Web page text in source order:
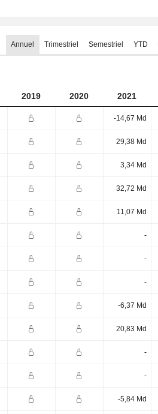
Annuel Trimestriel Semestriel YTD
2019 2020 2021
-14,67 Md
29,38 Md
3,34 Md
32,72 Md
11,07 Md
-
-
-
-6,37 Md
20,83 Md
-
-
-5,84 Md